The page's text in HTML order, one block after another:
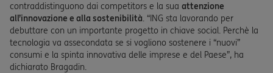
contraddistinguono dai competitors e la sua attenzione
all’innovazione e alla sostenibilità. “ING sta lavorando per
debuttare con un importante progetto in chiave social. Perchè la
tecnologia va assecondata se si vogliono sostenere i “nuovi”
consumi e la spinta innovativa delle imprese e del Paese”, ha
dichiarato Bragadin.